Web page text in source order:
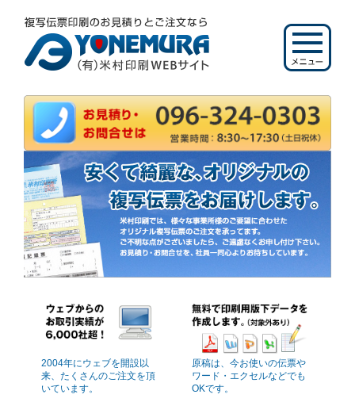
2004年にウェブを開設以
来、たくさんのご注文を頂
いています。
原稿は、今お使いの伝票や
ワード・エクセルなどでも
OKです。